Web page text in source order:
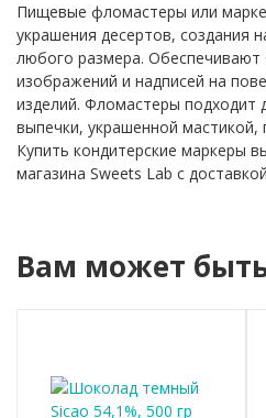
Пищевые фломастеры или
украшения десертов, создания
любого размера. Обеспечивают
изображений и надписей на
изделий. Фломастеры подходит
выпечки, украшенной мастикой,
Купить кондитерские маркеры
магазина Sweets Lab с
Вам может